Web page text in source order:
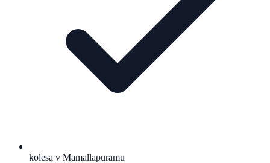
kolesa v Mamallapuramu